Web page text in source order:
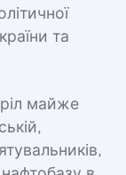
та
майже